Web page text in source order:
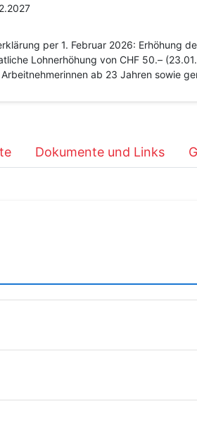
per 1. Februar 2026: Erhöhung
Lohnerhöhung von CHF 50.–
ab 23 Jahren sowie
Dokumente und Links